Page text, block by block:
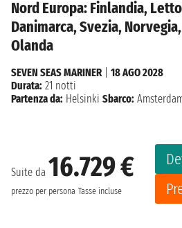
Nord Europa: Finlandia,
Danimarca, Svezia,
Olanda
Suite da 16.729 €
prezzo per persona Tasse incluse
SEVEN SEAS MARINER| 18 AGO 2028
Durata: 21 notti
Partenza da: Helsinki Sbarco: